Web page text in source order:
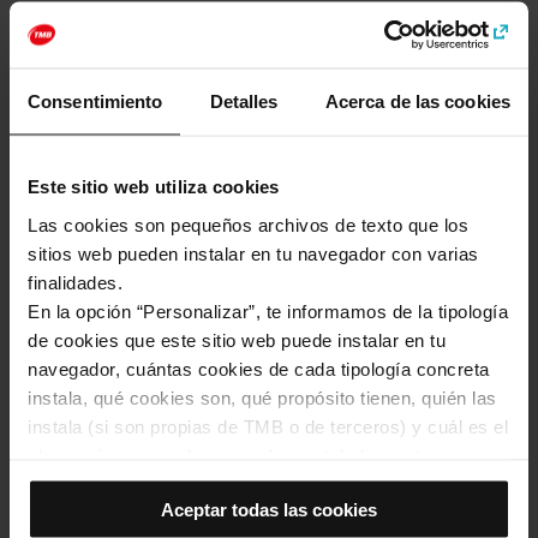
Consentimiento Detalles Acerca de las cookies
Este sitio web utiliza cookies
Las cookies son pequeños archivos de texto que los
sitios web pueden instalar en tu navegador con varias
finalidades.
En la opción “Personalizar”, te informamos de la tipología
de cookies que este sitio web puede instalar en tu
navegador, cuántas cookies de cada tipología concreta
instala, qué cookies son, qué propósito tienen, quién las
instala (si son propias de TMB o de terceros) y cuál es el
navegador. Si el panel de cookies muestra (0), significa
que no instala ninguna cookie de esta tipología.
Aceptar todas las cookies
Categorías
Born Centro de Cultura y Memoria
Dirección
Plaça Comercial, 12
Barcelona